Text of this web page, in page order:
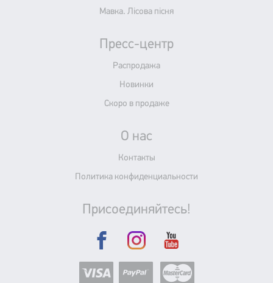
Мавка. Лісова пісня
Пресс-центр
Распродажа
Новинки
Скоро в продаже
О нас
Контакты
Политика конфиденциальности
Присоединяйтесь!